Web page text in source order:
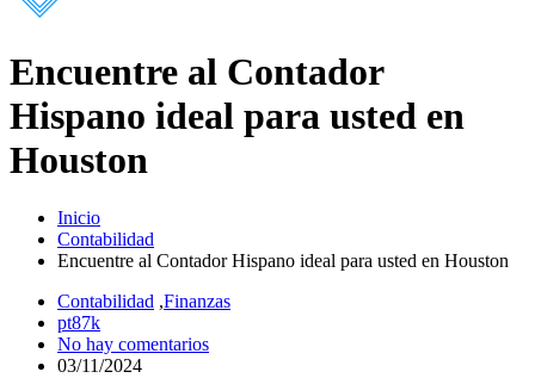
Encuentre al Contador
Hispano ideal para usted en
Houston
Inicio
Contabilidad
Encuentre al Contador Hispano ideal para usted en Houston
Contabilidad ,Finanzas
pt87k
No hay comentarios
03/11/2024